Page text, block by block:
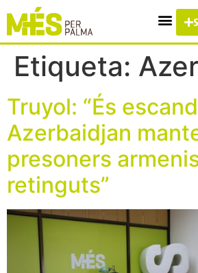
Etiqueta:
Truyol: “És
Azerbaidjan
presoners
retinguts”